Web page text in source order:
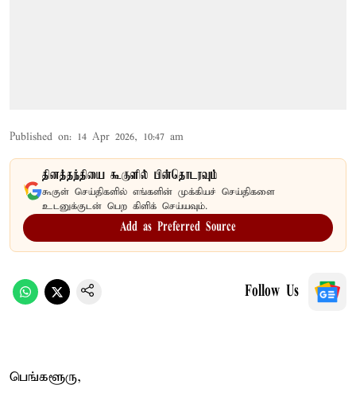
Published on: 14 Apr 2026, 10:47 am
தினத்தந்தியை கூகுளில் பின்தொடரவும்
கூகுள் செய்திகளில் எங்களின் முக்கியச் செய்திகளை
உடனுக்குடன் பெற கிளிக் செய்யவும்.
Add as Preferred Source
Follow Us
பெங்களூரு,